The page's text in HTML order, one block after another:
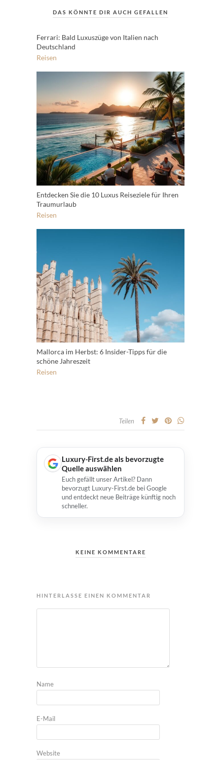
DAS KÖNNTE DIR AUCH GEFALLEN
Ferrari: Bald Luxuszüge von Italien nach
Deutschland
Reisen
Entdecken Sie die 10 Luxus Reiseziele für Ihren
Traumurlaub
Reisen
Mallorca im Herbst: 6 Insider-Tipps für die
schöne Jahreszeit
Reisen
Teilen
Luxury-First.de als bevorzugte
Quelle auswählen
Euch gefällt unser Artikel? Dann
bevorzugt Luxury-First.de bei Google
und entdeckt neue Beiträge künftig noch
schneller.
KEINE KOMMENTARE
HINTERLASSE EINEN KOMMENTAR
Name
E-Mail
Website